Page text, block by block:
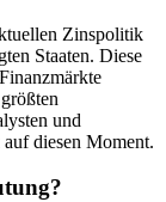
Zinspolitik
Staaten. Diese
und
diesen Moment.